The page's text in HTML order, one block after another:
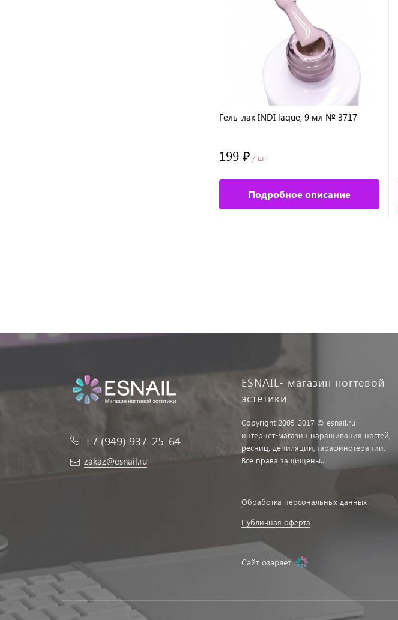
Гель-лак INDI laque, 9 мл № 3717
199 ₽ / шт
Подробное описание
+7 (949) 937-25-64
zakaz@esnail.ru
ESNAIL- магазин ногтевой
эстетики
Copyright 2005-2017 © esnail.ru -
интернет-магазин наращивания ногтей,
ресниц, депиляции,парафинотерапии.
Все права защищены..
Обработка персональных данных
Публичная оферта
Сайт озаряет